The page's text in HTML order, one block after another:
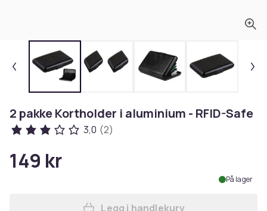
2 pakke Kortholder i aluminium - RFID-Safe
3,0 (2)
149 kr
På lager
Legg i handlekurv